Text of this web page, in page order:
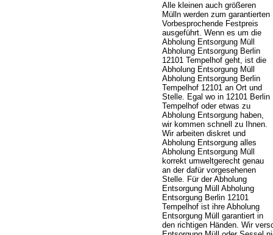
Alle kleinen auch größeren
Mülln werden zum garantierten
Vorbesprochende Festpreis
ausgeführt. Wenn es um die
Abholung Entsorgung Müll
Abholung Entsorgung Berlin
12101 Tempelhof geht, ist die
Abholung Entsorgung Müll
Abholung Entsorgung Berlin
Tempelhof 12101 an Ort und
Stelle. Egal wo in 12101 Berlin
Tempelhof oder etwas zu
Abholung Entsorgung haben,
wir kommen schnell zu Ihnen.
Wir arbeiten diskret und
Abholung Entsorgung alles
Abholung Entsorgung Müll
korrekt umweltgerecht genau
an der dafür vorgesehenen
Stelle. Für der Abholung
Entsorgung Müll Abholung
Entsorgung Berlin 12101
Tempelhof ist ihre Abholung
Entsorgung Müll garantiert in
den richtigen Händen. Wir